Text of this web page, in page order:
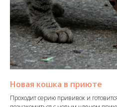
Новая кошка в приюте
Проходит серию прививок и